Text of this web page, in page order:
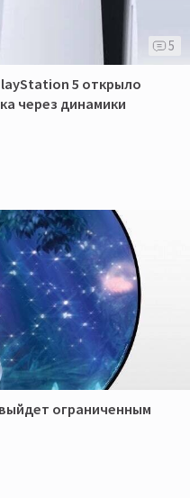
5
5 открыло
через динамики
ограниченным